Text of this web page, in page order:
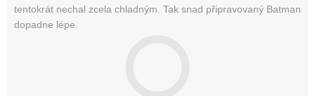
tentokrát nechal zcela chladným. Tak snad připravovaný Batman
dopadne lépe.